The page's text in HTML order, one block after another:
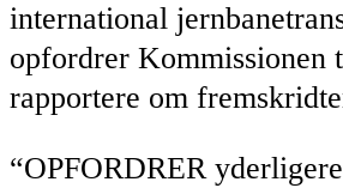
international
opfordrer Kommissionen
rapportere om
“OPFORDRER